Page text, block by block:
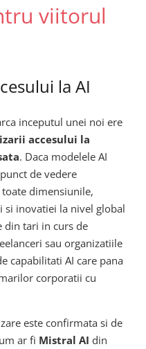
viitorul
la AI
inceputul unei noi ere
accesului la
. Daca modelele AI
de vedere
dimensiunile,
inovatiei la nivel global
din tari in curs de
sau organizatiile
capabilitati AI care pana
corporatii cu
este confirmata si de
ar fi Mistral AI din